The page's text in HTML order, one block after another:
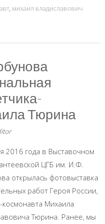
, михаил владиславович
Тюрина
2016 года в Выставочном
ЦГБ им. И.Ф.
открылась фотовыставка
работ Героя России,
космонавта Михаила
Тюрина. Ранее, мы